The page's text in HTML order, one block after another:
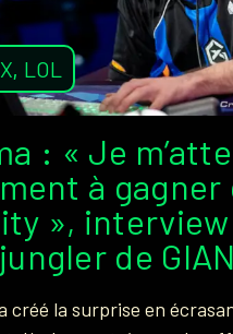
, LOL
: « Je
à
», interview
jungler de
créé la surprise en